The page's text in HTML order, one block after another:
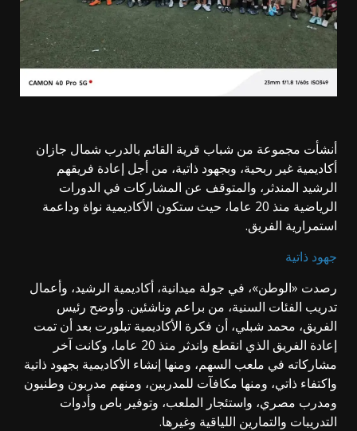
أنشأت مجموعة من شباب قرية القائم بالدرب شمال جازان
أكاديمية غير ربحية، وبجهود ذاتية، من أجل إعادة فريقهم
الرشيد المندثر، والمتوقف عن المشاركات في الدورات
الرياضية منذ 20 عاما، حيث ستكون الأكاديمية نواة وداعمة
استمرارية الفريق.
جهود ذاتية
رصدت «الوطن»، في جولة ميدانية، أكاديمية الرشيد، وأعمال
تدريب الفئات السنية، من براعم وناشئين. وأوضح رئيس
الفريق، محمد شبلي، أن فكرة الأكاديمية تبلورت بعد أن تمت
إعادة الفريق الذي انقطع واندثر منذ 20 عاما، وكانت آخر
مشاركاته في ملعب السهم، ومنها إنشاء الأكاديمية بجهود ذاتية
واكتفاء ذاتي، ومنها مكافآت للمدربين، ومنهم مدربون وطنيون
ومدرب مصري، واستئجار الملعب، وتوفير باص وأدوات
التدريبات والتمارين اللياقية وغيرها.